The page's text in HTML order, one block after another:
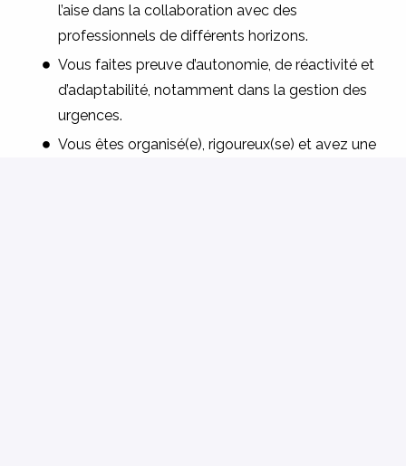
l’aise dans la collaboration avec des
professionnels de différents horizons.
Vous faites preuve d’autonomie, de réactivité et
d’adaptabilité, notamment dans la gestion des
urgences.
Vous êtes organisé(e), rigoureux(se) et avez une